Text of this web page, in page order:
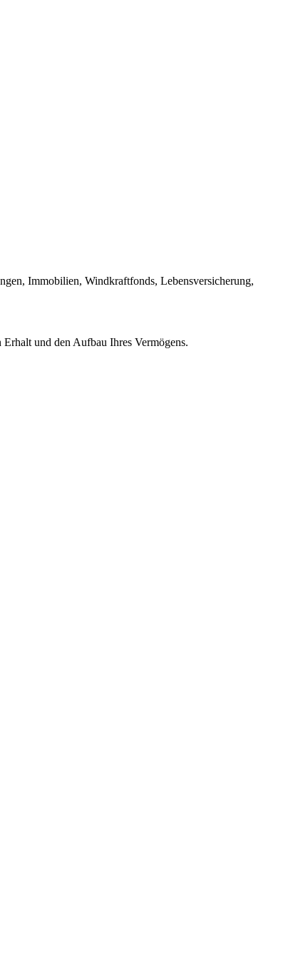
Immobilien, Windkraftfonds, Lebensversicherung,
und den Aufbau Ihres Vermögens.